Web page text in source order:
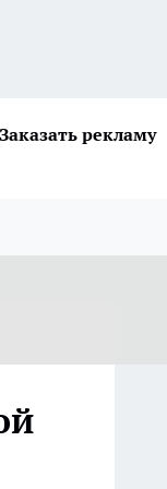
Заказать рекламу